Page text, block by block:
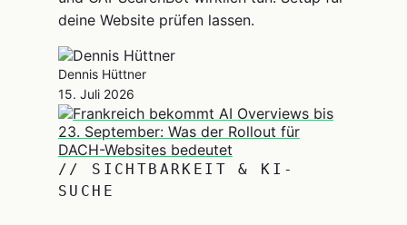
deine Website prüfen lassen.
Dennis Hüttner
15. Juli 2026
// SICHTBARKEIT & KI-
SUCHE